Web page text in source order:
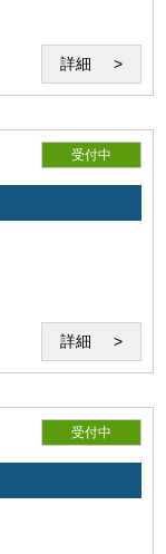
サービス目的で
施が不能となった
します。セミナ
不具合につい
します。
詳細
受付中
詳細
受付中